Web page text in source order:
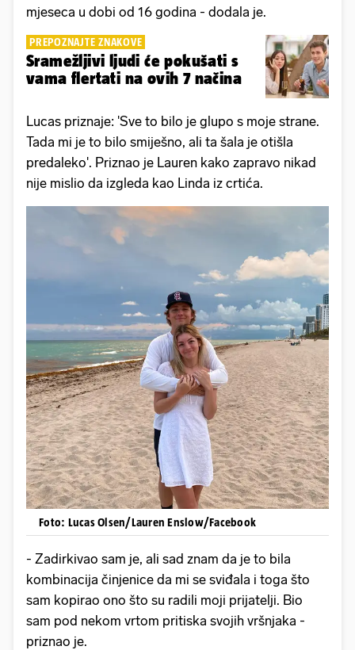
mjeseca u dobi od 16 godina - dodala je.
PREPOZNAJTE ZNAKOVE
Sramežljivi ljudi će pokušati s
vama flertati na ovih 7 načina
Lucas priznaje: 'Sve to bilo je glupo s moje strane.
Tada mi je to bilo smiješno, ali ta šala je otišla
predaleko'. Priznao je Lauren kako zapravo nikad
nije mislio da izgleda kao Linda iz crtića.
Foto: Lucas Olsen/Lauren Enslow/Facebook
- Zadirkivao sam je, ali sad znam da je to bila
kombinacija činjenice da mi se sviđala i toga što
sam kopirao ono što su radili moji prijatelji. Bio
sam pod nekom vrtom pritiska svojih vršnjaka -
priznao je.